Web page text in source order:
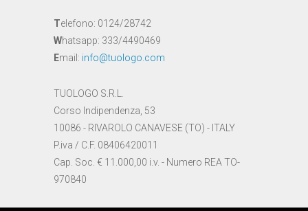
Telefono: 0124/28742
Whatsapp: 333/4490469
Email: info@tuologo.com
TUOLOGO S.R.L.
Corso Indipendenza, 53
10086 - RIVAROLO CANAVESE (TO) - ITALY
P.iva / C.F. 08406420011
Cap. Soc. € 11.000,00 i.v. - Numero REA TO-
970840